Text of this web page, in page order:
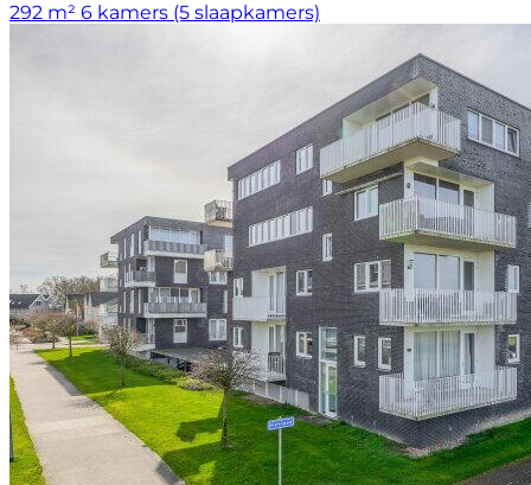
292 m² 6 kamers (5 slaapkamers)